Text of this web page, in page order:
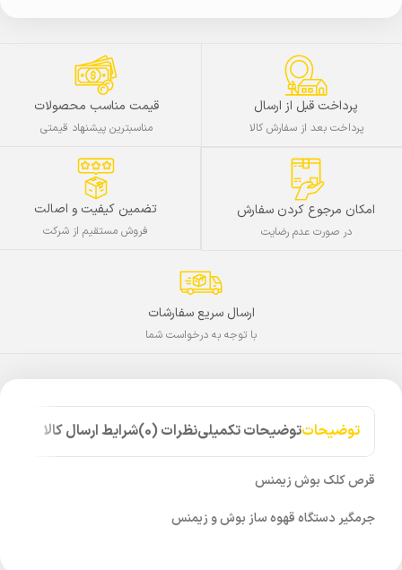
پرداخت قبل از ارسال
پرداخت بعد از سفارش کالا
قیمت مناسب محصولات
مناسبترین پیشنهاد قیمتی
امکان مرجوع کردن سفارش
در صورت عدم رضایت
تضمین کیفیت و اصالت
فروش مستقیم از شرکت
ارسال سریع سفارشات
با توجه به درخواست شما
توضیحاتتوضیحات تکمیلینظرات (0) شرایط ارسال کالا
قرص کلک بوش زیمنس
جرمگیر دستگاه قهوه ساز بوش و زیمنس